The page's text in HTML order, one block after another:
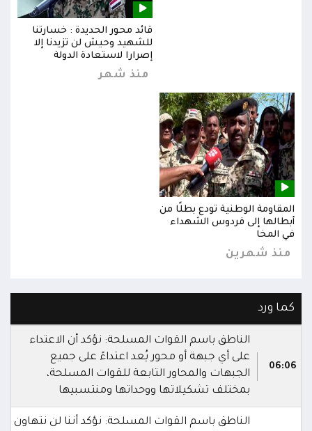
قائد محور الحديدة : خسارتنا
للشهيد وحيش لن تزيدنا إلا
إصرارا لاستعادة الدولة
منذ شهر
المقاومة الوطنية تودع بطلًا من
أبطالها إلى فردوس الشهداء
في المخا
منذ شهرين
كما ورد
06:06
الناطق باسم القوات المسلحة: نؤكد أن الاعتداء
على أي جبهة أو محور يُعد اعتداءً على جميع
الجبهات والمحاور التابعة للقوات المسلحة،
بمختلف تشكيلاتها ووحداتها ومنتسبيها
الناطق باسم القوات المسلحة: نؤكد أننا لن نتهاون